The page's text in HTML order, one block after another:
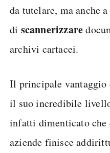
da tutelare, ma anche
di scannerizzare
archivi cartacei.
Il principale vantaggio
il suo incredibile
infatti dimenticato
aziende finisce